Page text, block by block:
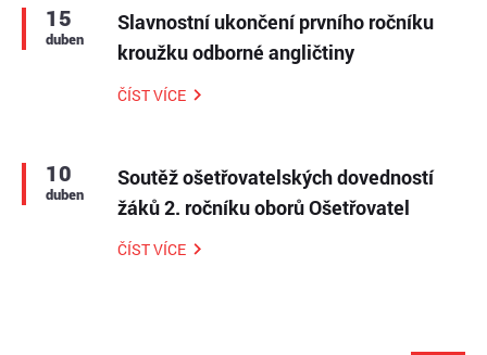
15
duben
Slavnostní ukončení prvního ročníku
kroužku odborné angličtiny
ČÍST VÍCE
10
duben
Soutěž ošetřovatelských dovedností
žáků 2. ročníku oborů Ošetřovatel
ČÍST VÍCE